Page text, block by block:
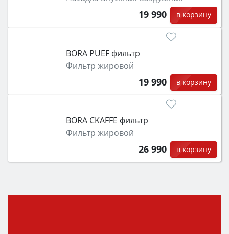
19 990 в корзину
BORA PUEF фильтр
Фильтр жировой
19 990 в корзину
BORA CKAFFE фильтр
Фильтр жировой
26 990 в корзину